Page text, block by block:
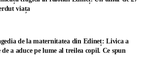
viața
de la maternitatea din Edineț: Livica a
a aduce pe lume al treilea copil. Ce spun